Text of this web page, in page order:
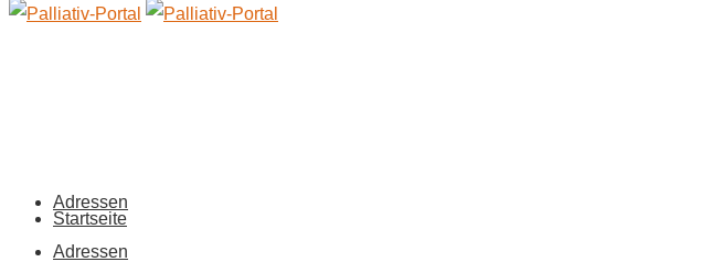
Adressen
Startseite
Adressen